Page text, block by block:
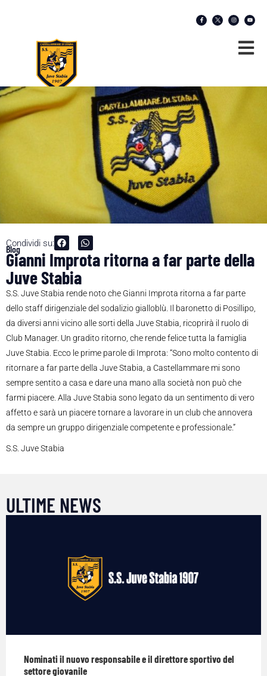
Condividi su:
Blog
Gianni Improta ritorna a far parte della
Juve Stabia
S.S. Juve Stabia rende noto che Gianni Improta ritorna a far parte
dello staff dirigenziale del sodalizio gialloblù. Il baronetto di Posillipo,
da diversi anni vicino alle sorti della Juve Stabia, ricoprirà il ruolo di
Club Manager. Un gradito ritorno, che rende felice tutta la famiglia
Juve Stabia. Ecco le prime parole di Improta: “Sono molto contento di
ritornare a far parte della Juve Stabia, a Castellammare mi sono
sempre sentito a casa e dare una mano alla società non può che
farmi piacere. Alla Juve Stabia sono legato da un sentimento di vero
affetto e sarà un piacere tornare a lavorare in un club che annovera
da sempre un gruppo dirigenziale competente e professionale.”
S.S. Juve Stabia
ULTIME NEWS
Nominati il nuovo responsabile e il direttore sportivo del
settore giovanile